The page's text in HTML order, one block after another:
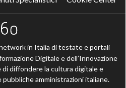
in Italia di testate e portali
Digitale e dell’Innovazione
di diffondere la cultura digitale e
amministrazioni italiane.